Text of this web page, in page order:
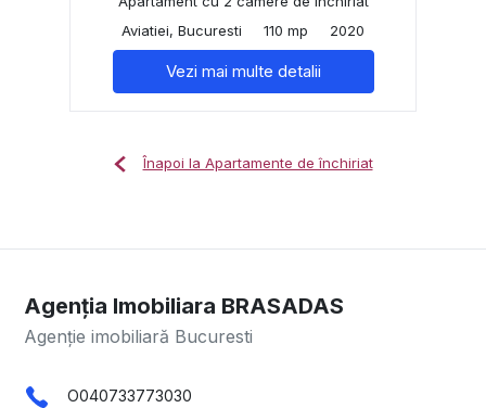
Aviatiei, Bucuresti
110 mp 2020
Vezi mai multe detalii
Înapoi la Apartamente de închiriat
Agenția Imobiliara BRASADAS
Agenție imobiliară Bucuresti
O040733773030